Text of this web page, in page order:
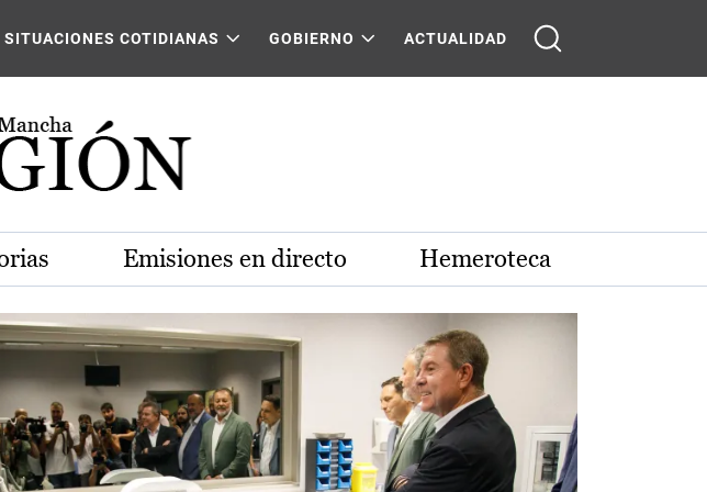
SITUACIONES COTIDIANAS GOBIERNO ACTUALIDAD
Emisiones en directo Hemeroteca